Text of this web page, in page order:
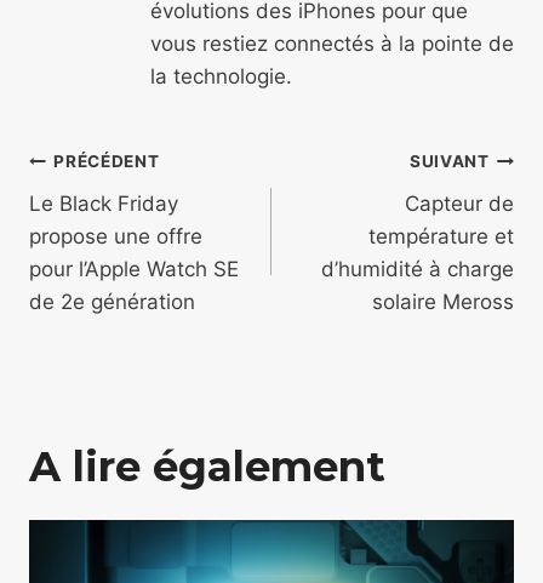
évolutions des iPhones pour que
vous restiez connectés à la pointe de
la technologie.
Navigation
de
l’article
PRÉCÉDENT
Le Black Friday
propose une offre
pour l’Apple Watch SE
de 2e génération
SUIVANT
Capteur de
température et
d’humidité à charge
solaire Meross
A lire également